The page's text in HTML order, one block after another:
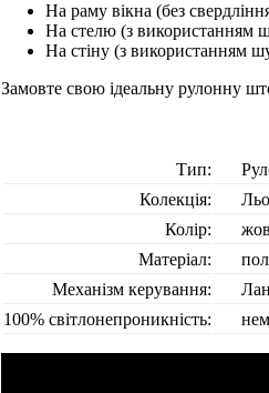
На раму вікна (без
На стелю (з використанням
На стіну (з використанням
Замовте свою ідеальну рулонну
Тип:
Колекція:
Колір:
Матеріал:
Механізм керування:
100% світлонепроникність: